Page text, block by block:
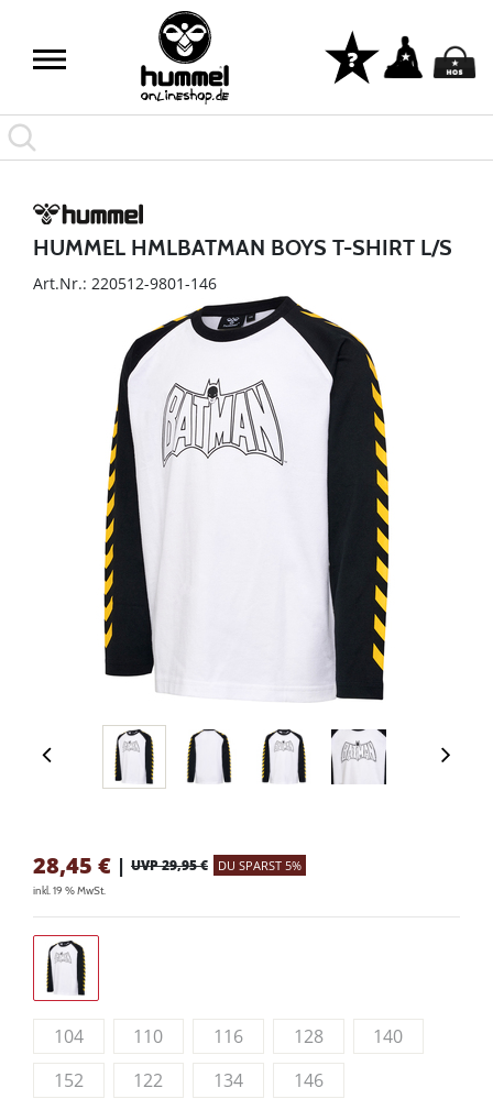
HUMMEL HMLBATMAN BOYS T-SHIRT L/S
Art.Nr.: 220512-9801-146
28,45 € | UVP 29,95 € DU SPARST 5%
inkl. 19 % MwSt.
104 110 116 128
140
152
122 134 146